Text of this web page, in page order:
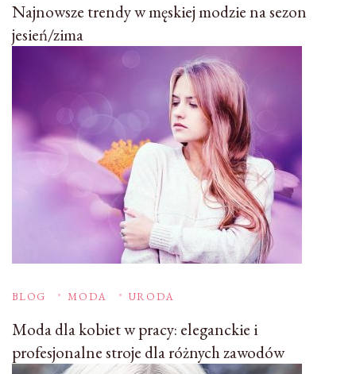
Najnowsze trendy w męskiej modzie na sezon
jesień/zima
BLOG MODA URODA
Moda dla kobiet w pracy: eleganckie i
profesjonalne stroje dla różnych zawodów